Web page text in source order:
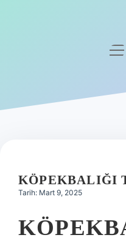
Hakkımızda
KÖPEKBALIĞI
Tarih: Mart 9, 2025